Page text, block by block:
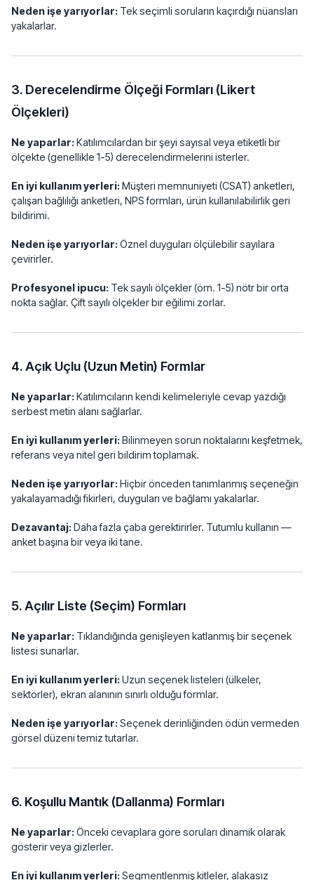
Neden işe yarıyorlar: Tek seçimli soruların kaçırdığı nüansları
yakalarlar.
3. Derecelendirme Ölçeği Formları (Likert
Ölçekleri)
Ne yaparlar: Katılımcılardan bir şeyi sayısal veya etiketli bir
ölçekte (genellikle 1-5) derecelendirmelerini isterler.
En iyi kullanım yerleri: Müşteri memnuniyeti (CSAT) anketleri,
çalışan bağlılığı anketleri, NPS formları, ürün kullanılabilirlik geri
bildirimi.
Neden işe yarıyorlar: Öznel duyguları ölçülebilir sayılara
çevirirler.
Profesyonel ipucu: Tek sayılı ölçekler (örn. 1-5) nötr bir orta
nokta sağlar. Çift sayılı ölçekler bir eğilimi zorlar.
4. Açık Uçlu (Uzun Metin) Formlar
Ne yaparlar: Katılımcıların kendi kelimeleriyle cevap yazdığı
serbest metin alanı sağlarlar.
En iyi kullanım yerleri: Bilinmeyen sorun noktalarını keşfetmek,
referans veya nitel geri bildirim toplamak.
Neden işe yarıyorlar: Hiçbir önceden tanımlanmış seçeneğin
yakalayamadığı fikirleri, duyguları ve bağlamı yakalarlar.
Dezavantaj: Daha fazla çaba gerektirirler. Tutumlu kullanın —
anket başına bir veya iki tane.
5. Açılır Liste (Seçim) Formları
Ne yaparlar: Tıklandığında genişleyen katlanmış bir seçenek
listesi sunarlar.
En iyi kullanım yerleri: Uzun seçenek listeleri (ülkeler,
sektörler), ekran alanının sınırlı olduğu formlar.
Neden işe yarıyorlar: Seçenek derinliğinden ödün vermeden
görsel düzeni temiz tutarlar.
6. Koşullu Mantık (Dallanma) Formları
Ne yaparlar: Önceki cevaplara göre soruları dinamik olarak
gösterir veya gizlerler.
En iyi kullanım yerleri: Segmentlenmiş kitleler, alakasız